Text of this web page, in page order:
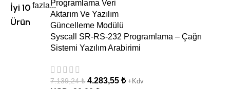
İyi 10
Ürün
fazla...
Syscall SR-RS-232 Programlama – Çağrı
Sistemi Yazılım Arabirimi
7.139,24₺ 4.283,55₺ +Kdv